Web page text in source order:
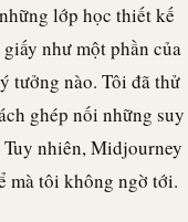
lớp học thiết kế
như một phần của
tưởng nào. Tôi đã thử
ghép nối những suy
nhiên, Midjourney
mà tôi không ngờ tới.